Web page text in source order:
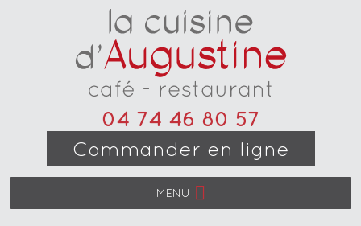
04 74 46 80 57
Commander en ligne
MENU